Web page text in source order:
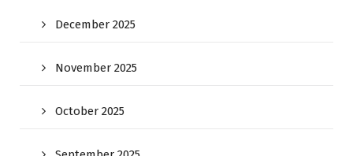
December 2025
November 2025
October 2025